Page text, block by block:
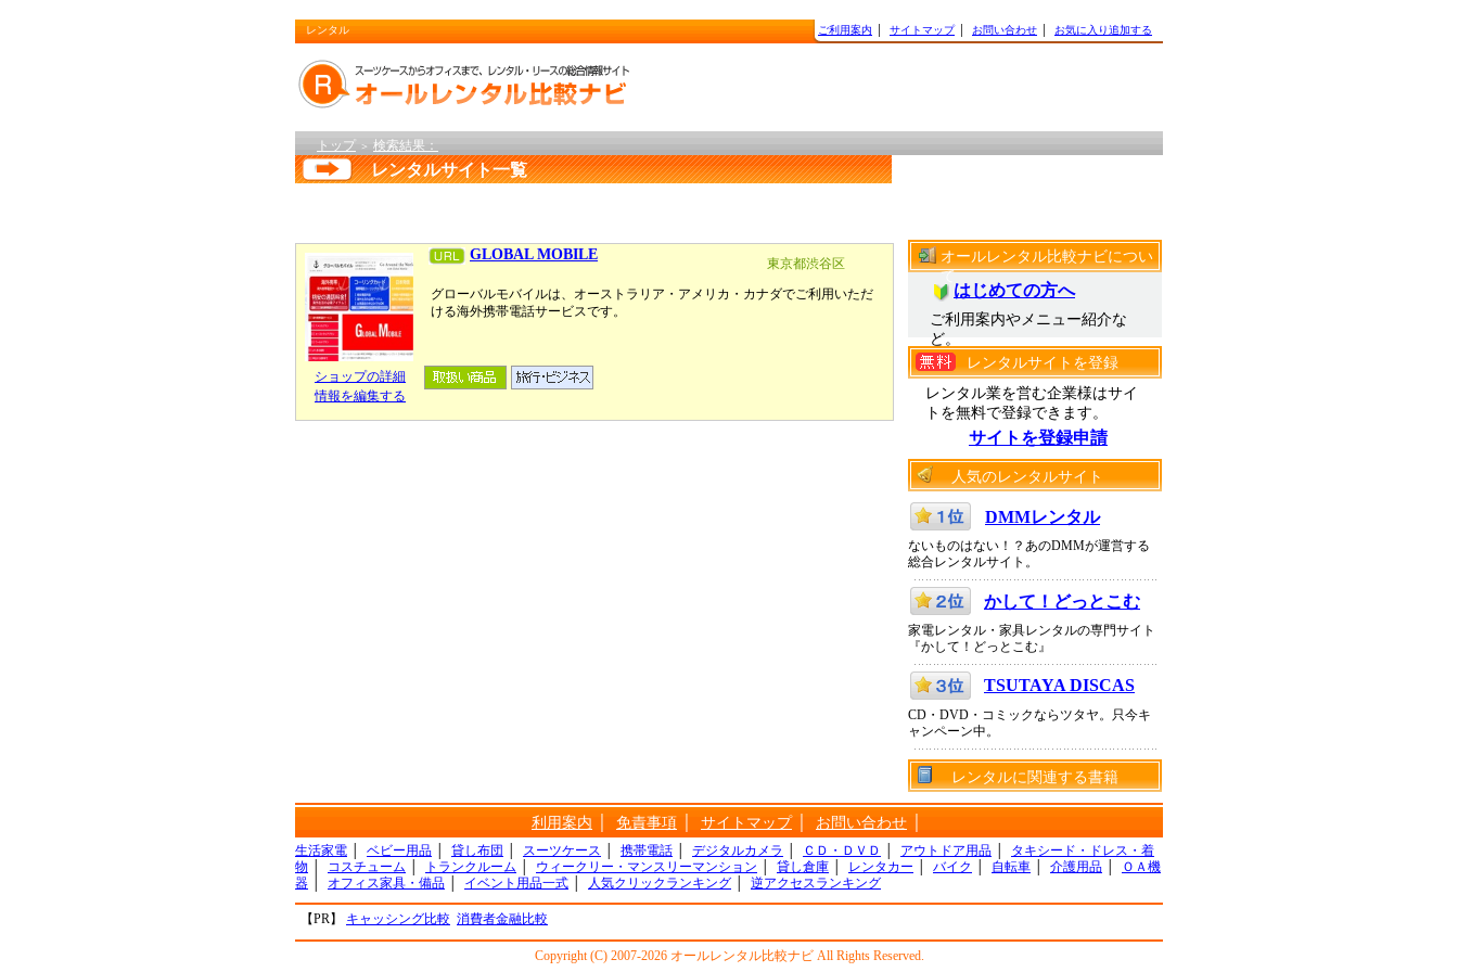
レンタル ご利用案内 サイトマップ│ お問い合わせ お気に入り追加する
トップ ＞ 検索結果：
レンタルサイト一覧
GLOBAL MOBILE
東京都渋谷区
グローバルモバイルは、オーストラリア・アメリカ・カナダでご利用いただ
ける海外携帯電話サービスです。
ショップの詳細
情報を編集する
オールレンタル比較ナビについ
て
はじめての方へ
ご利用案内やメニュー紹介な
ど。
レンタルサイトを登録
レンタル業を営む企業様はサイ
トを無料で登録できます。
サイトを登録申請
人気のレンタルサイト
DMMレンタル
ないものはない！？あのDMMが運営する
総合レンタルサイト。
かして！どっとこむ
家電レンタル・家具レンタルの専門サイト
『かして！どっとこむ』
TSUTAYA DISCAS
CD・DVD・コミックならツタヤ。只今キ
ャンペーン中。
レンタルに関連する書籍
利用案内 免責事項 サイトマップ│ お問い合わせ
生活家電 ベビー用品 貸し布団 スーツケース 携帯電話 デジタルカメラ ＣＤ・ＤＶＤ アウトドア用品
タキシード・ドレス・着
物
コスチューム トランクルーム ウィークリー・マンスリーマンション 貸し倉庫 レンタカー バイク 自転車 介護用品
ＯＡ機
器
オフィス家具・備品 イベント用品一式 人気クリックランキング 逆アクセスランキング
【PR】 キャッシング比較 消費者金融比較
Copyright (C) 2007-2026 オールレンタル比較ナビ All Rights Reserved.